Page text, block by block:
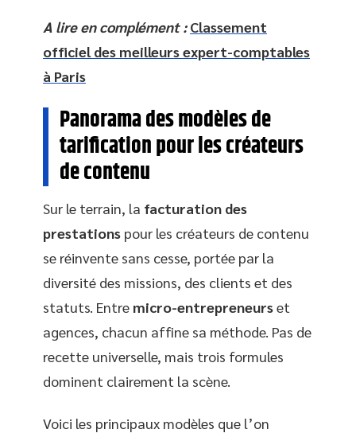
A lire en complément : Classement
officiel des meilleurs expert-comptables
à Paris
Panorama des modèles de
tarification pour les créateurs
de contenu
Sur le terrain, la facturation des
prestations pour les créateurs de contenu
se réinvente sans cesse, portée par la
diversité des missions, des clients et des
statuts. Entre micro-entrepreneurset
agences, chacun affine sa méthode. Pas de
recette universelle, mais trois formules
dominent clairement la scène.
Voici les principaux modèles que l’on